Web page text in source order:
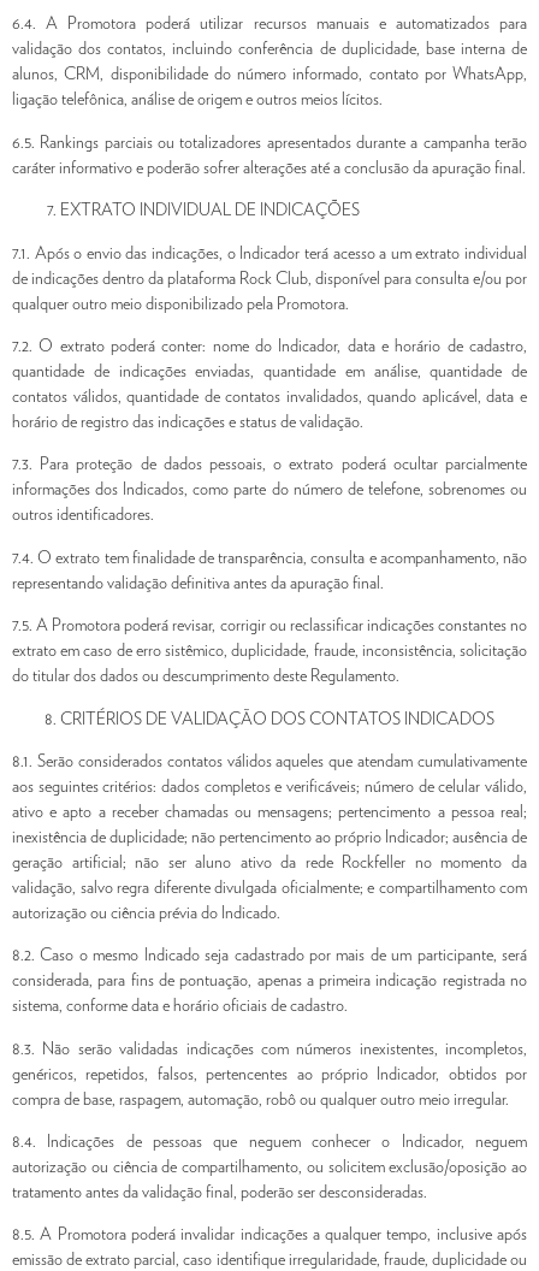
6.4. A Promotora poderá utilizar recursos manuais e automatizados para
validação dos contatos, incluindo conferência de duplicidade, base interna de
alunos, CRM, disponibilidade do número informado, contato por WhatsApp,
ligação telefônica, análise de origem e outros meios lícitos.
6.5. Rankings parciais ou totalizadores apresentados durante a campanha terão
caráter informativo e poderão sofrer alterações até a conclusão da apuração final.
EXTRATO INDIVIDUAL DE INDICAÇÕES
7.1. Após o envio das indicações, o Indicador terá acesso a um extrato individual
de indicações dentro da plataforma Rock Club, disponível para consulta e/ou por
qualquer outro meio disponibilizado pela Promotora.
7.2. O extrato poderá conter: nome do Indicador, data e horário de cadastro,
quantidade de indicações enviadas, quantidade em análise, quantidade de
contatos válidos, quantidade de contatos invalidados, quando aplicável, data e
horário de registro das indicações e status de validação.
7.3. Para proteção de dados pessoais, o extrato poderá ocultar parcialmente
informações dos Indicados, como parte do número de telefone, sobrenomes ou
outros identificadores.
7.4. O extrato tem finalidade de transparência, consulta e acompanhamento, não
representando validação definitiva antes da apuração final.
7.5. A Promotora poderá revisar, corrigir ou reclassificar indicações constantes no
extrato em caso de erro sistêmico, duplicidade, fraude, inconsistência, solicitação
do titular dos dados ou descumprimento deste Regulamento.
CRITÉRIOS DE VALIDAÇÃO DOS CONTATOS INDICADOS
8.1. Serão considerados contatos válidos aqueles que atendam cumulativamente
aos seguintes critérios: dados completos e verificáveis; número de celular válido,
ativo e apto a receber chamadas ou mensagens; pertencimento a pessoa real;
inexistência de duplicidade; não pertencimento ao próprio Indicador; ausência de
geração artificial; não ser aluno ativo da rede Rockfeller no momento da
validação, salvo regra diferente divulgada oficialmente; e compartilhamento com
autorização ou ciência prévia do Indicado.
8.2. Caso o mesmo Indicado seja cadastrado por mais de um participante, será
considerada, para fins de pontuação, apenas a primeira indicação registrada no
sistema, conforme data e horário oficiais de cadastro.
8.3. Não serão validadas indicações com números inexistentes, incompletos,
genéricos, repetidos, falsos, pertencentes ao próprio Indicador, obtidos por
compra de base, raspagem, automação, robô ou qualquer outro meio irregular.
8.4. Indicações de pessoas que neguem conhecer o Indicador, neguem
autorização ou ciência de compartilhamento, ou solicitem exclusão/oposição ao
tratamento antes da validação final, poderão ser desconsideradas.
8.5. A Promotora poderá invalidar indicações a qualquer tempo, inclusive após
emissão de extrato parcial, caso identifique irregularidade, fraude, duplicidade ou